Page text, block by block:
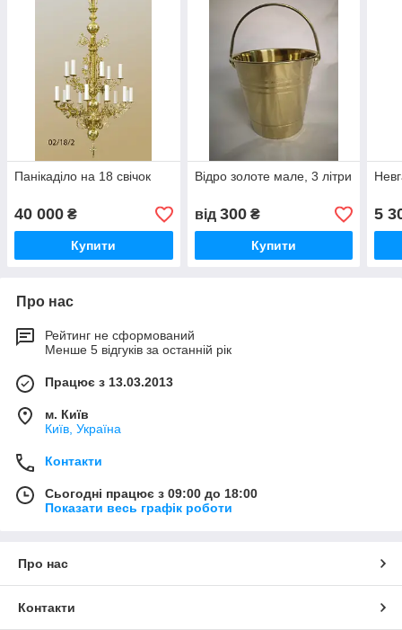
Панікаділо на 18 свічок
40 000 ₴
Купити
Відро золоте мале, 3 літри
від 300₴
Купити
5
Про нас
Рейтинг не сформований
Менше 5 відгуків за останній рік
Працює з 13.03.2013
м. Київ
Київ, Україна
Контакти
Сьогодні працює з 09:00 до 18:00
Показати весь графік роботи
Про нас
Контакти